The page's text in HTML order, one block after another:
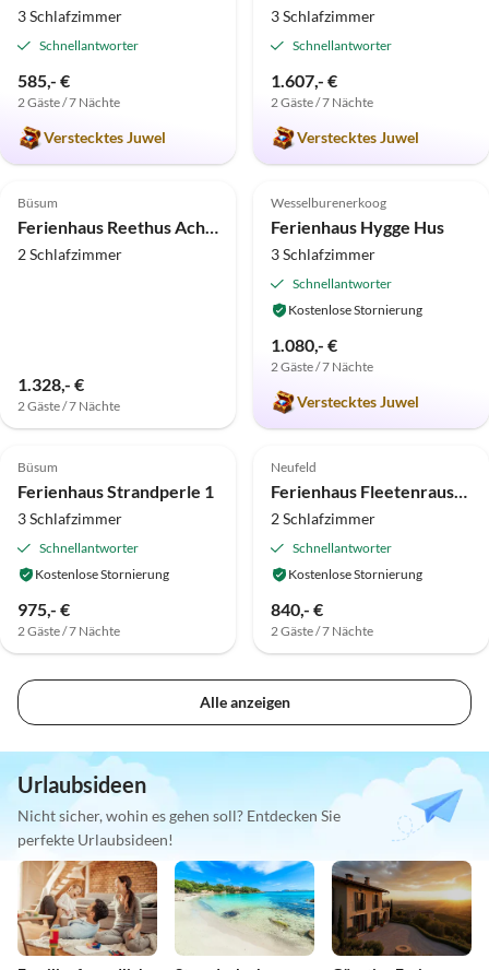
3 Schlafzimmer
Schnellantworter
585,- €
2 Gäste / 7 Nächte
Verstecktes Juwel
3 Schlafzimmer
Schnellantworter
1.607,- €
2 Gäste / 7 Nächte
Verstecktes Juwel
Top-Inserat
5.0 (3)
Büsum
2 Schlafzimmer
1.328,- €
2 Gäste / 7 Nächte
Top-Inserat
5.0 (1)
Wesselburenerkoog
Ferienhaus Hygge Hus
3 Schlafzimmer
Schnellantworter
Kostenlose Stornierung
1.080,- €
2 Gäste / 7 Nächte
Verstecktes Juwel
Top-Inserat
Büsum
Ferienhaus Strandperle 1
3 Schlafzimmer
Schnellantworter
Kostenlose Stornierung
975,- €
2 Gäste / 7 Nächte
Top-Inserat
Neufeld
2 Schlafzimmer
Schnellantworter
Kostenlose Stornierung
840,- €
2 Gäste / 7 Nächte
Alle anzeigen
Urlaubsideen
Nicht sicher, wohin es gehen soll? Entdecken Sie
perfekte Urlaubsideen!